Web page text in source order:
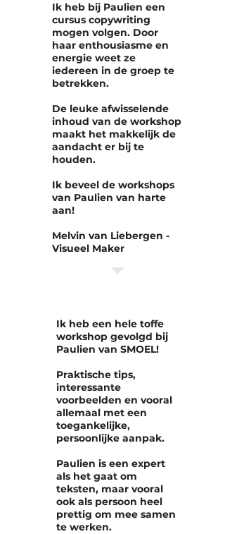
Ik heb bij Paulien een
cursus copywriting
mogen volgen. Door
haar enthousiasme en
energie weet ze
iedereen in de groep te
betrekken.
De leuke afwisselende
inhoud van de workshop
maakt het makkelijk de
aandacht er bij te
houden.
Ik beveel de workshops
van Paulien van harte
aan!
Melvin van Liebergen -
Visueel Maker
Ik heb een hele toffe
workshop gevolgd bij
Paulien van SMOEL!
Praktische tips,
interessante
voorbeelden en vooral
allemaal met een
toegankelijke,
persoonlijke aanpak.
Paulien is een expert
als het gaat om
teksten, maar vooral
ook als persoon heel
prettig om mee samen
te werken.